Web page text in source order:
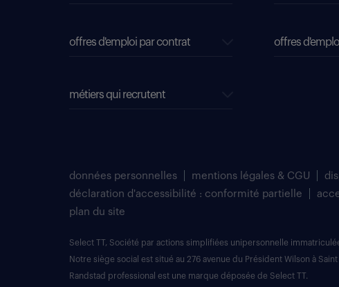
offres d'emploi par contrat offres
métiers qui recrutent
données personnelles mentions légales & CGU
déclaration d'accessibilité : conformité partielle
plan du site
Select TT, Société par actions simplifiées unipersonnelle
Notre siège social est situé au 276 avenue du Président Wilson à
Randstad professional est une marque déposée de Select TT.